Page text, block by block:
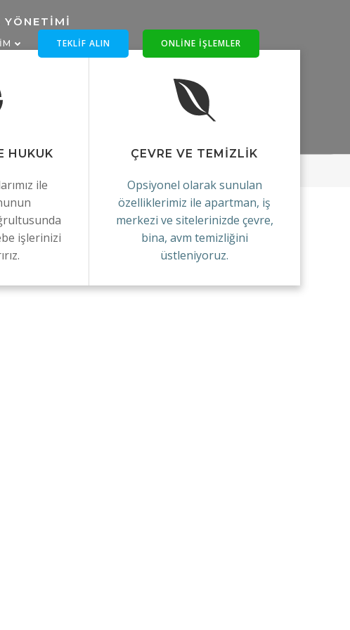
TEKLIF ALIN ONLINE IŞLEMLER
HUKUK
ile
işlerinizi
ÇEVRE VE TEMİZLİK
Opsiyonel olarak sunulan
özelliklerimiz ile apartman, iş
merkezi ve sitelerinizde çevre,
bina, avm temizliğini
üstleniyoruz.